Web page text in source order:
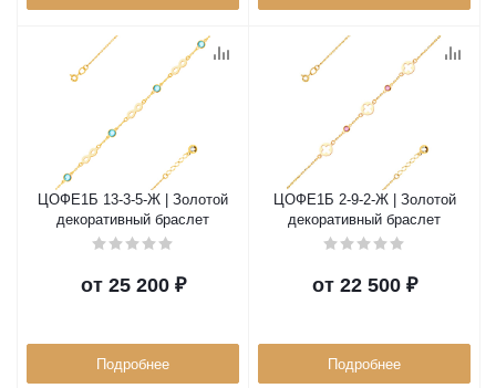
ЦОФЕ1Б 13-3-5-Ж | Золотой
декоративный браслет
от 25 200 ₽
Подробнее
ЦОФЕ1Б 2-9-2-Ж | Золотой
декоративный браслет
от 22 500 ₽
Подробнее